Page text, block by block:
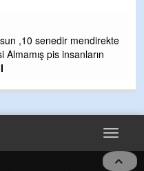
Ben İbrahim
YERLEŞİM YERI